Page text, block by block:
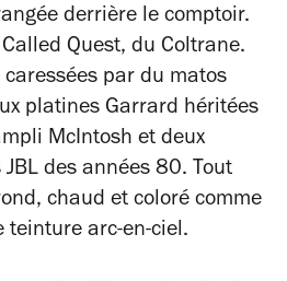
derrière le comptoir.
Quest, du Coltrane.
par du matos
platines Garrard héritées
McIntosh et deux
des années 80. Tout
chaud et coloré comme
teinture arc-en-ciel.